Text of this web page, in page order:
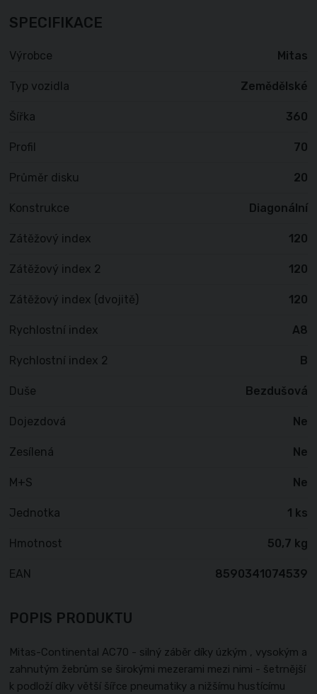
SPECIFIKACE
Výrobce Mitas
Typ vozidla Zemědělské
Šířka 360
Profil 70
Průměr disku 20
Konstrukce Diagonální
Zátěžový index 120
Zátěžový index 2 120
Zátěžový index (dvojitě) 120
Rychlostní index A8
Rychlostní index 2 B
Duše Bezdušová
Dojezdová Ne
Zesílená Ne
M+S Ne
Jednotka 1 ks
Hmotnost 50,7 kg
EAN 8590341074539
POPIS PRODUKTU
Mitas-Continental AC70 - silný záběr díky úzkým , vysokým a
zahnutým žebrům se širokými mezerami mezi nimi - šetrnější
k podloží díky větší šířce pneumatiky a nižšímu hustícímu